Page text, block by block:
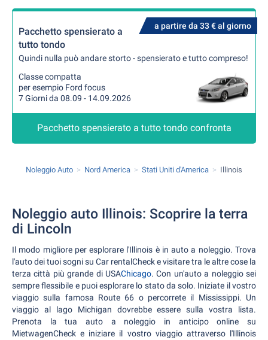
a partire da 33 € al giorno
Pacchetto spensierato a
tutto tondo
Quindi nulla può andare storto - spensierato e tutto compreso!
Classe compatta
per esempio Ford focus
7 Giorni da 08.09 - 14.09.2026
Pacchetto spensierato a tutto tondo confronta
Noleggio Auto Nord America Stati Uniti d'America Illinois
Noleggio auto Illinois: Scoprire la terra
di Lincoln
Il modo migliore per esplorare l'Illinois è in auto a noleggio. Trova
l'auto dei tuoi sogni su Car rentalCheck e visitare tra le altre cose la
terza città più grande di USAChicago. Con un'auto a noleggio sei
sempre flessibile e puoi esplorare lo stato da solo. Iniziate il vostro
viaggio sulla famosa Route 66 o percorrete il Mississippi. Un
viaggio al lago Michigan dovrebbe essere sulla vostra lista.
Prenota la tua auto a noleggio in anticipo online su
MietwagenCheck e iniziare il vostro viaggio attraverso l'Illinois